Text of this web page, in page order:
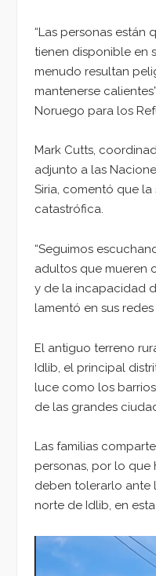
“Las personas
tienen disponible en
menudo resultan
mantenerse
Noruego para los
Mark Cutts,
adjunto a las
Siria, comentó que
catastrófica.
“Seguimos
adultos que mueren
y de la incapacidad
lamentó en sus redes
El antiguo terreno
Idlib, el principal
luce como los
de las grandes
Las familias
personas, por lo
deben tolerarlo ante
norte de Idlib, en
Reproductor